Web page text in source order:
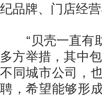
纪品牌、门店经
“贝壳一直有助
多方举措，其中
不同城市公司，
聘，希望能够形